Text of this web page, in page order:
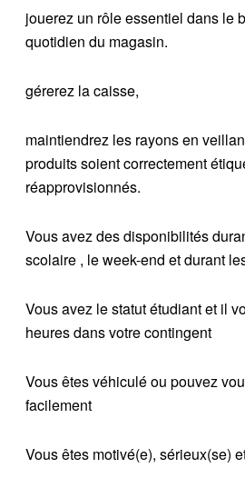
jouerez un rôle essentiel dans le
quotidien du magasin.
gérerez la caisse,
maintiendrez les rayons en
produits soient correctement
réapprovisionnés.
Vous avez des disponibilités
scolaire , le week-end et durant
Vous avez le statut étudiant et il
heures dans votre contingent
Vous êtes véhiculé ou pouvez
facilement
Vous êtes motivé(e), sérieux(se)